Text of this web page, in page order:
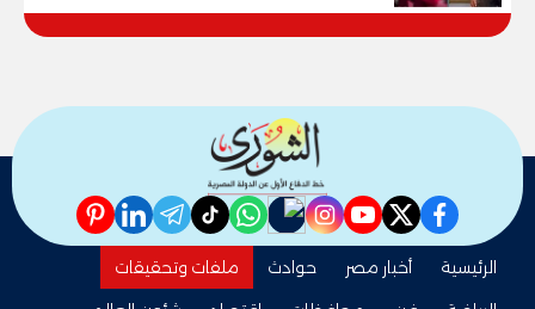
facebook
twitter
youtube
instagram
nabd
whatsapp
tiktok
telegram
linkedin
pinterest
الرئيسية أخبار مصر حوادث
ملفات وتحقيقات